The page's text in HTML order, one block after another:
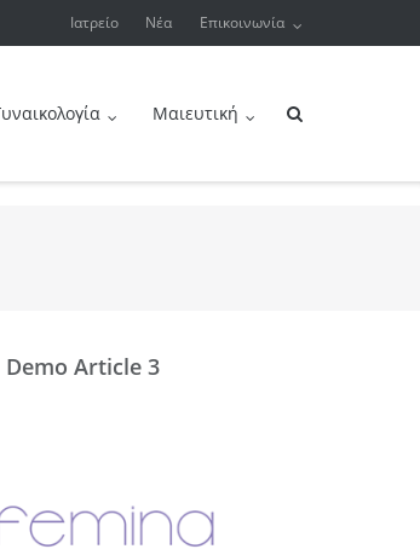
Ιατρείο Νέα Επικοινωνία
Μαιευτική
Demo Article 3